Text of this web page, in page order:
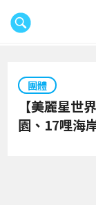
團體
【美麗星世
園、17哩海